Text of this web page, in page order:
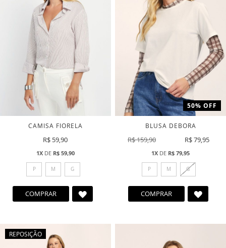
CAMISA FIORELA
R$ 59,90
1XDE R$ 59,90
P M G
COMPRAR
ADICIONAR
50% OFF
BLUSA DEBORA
R$ 79,95
R$ 159,90
1X DE R$ 79,95
P M G
COMPRAR
REPOSIÇÃO